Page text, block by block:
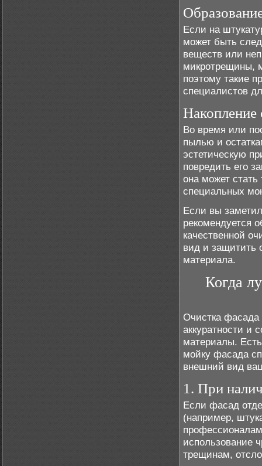
Если на
может быть
веществ или
микротрещины,
поэтому такие
специалистов
Накопление
Во время или
пылью и
эстетическую
повредить его
она может
специальных
Если вы
рекомендуется
качественной
вид и защитить
материала.
Когда
Очистка фасада
аккуратности и
материалы.
мойку фасада
внешний вид
1. При
Если фасад
(например,
использование
трещинам,